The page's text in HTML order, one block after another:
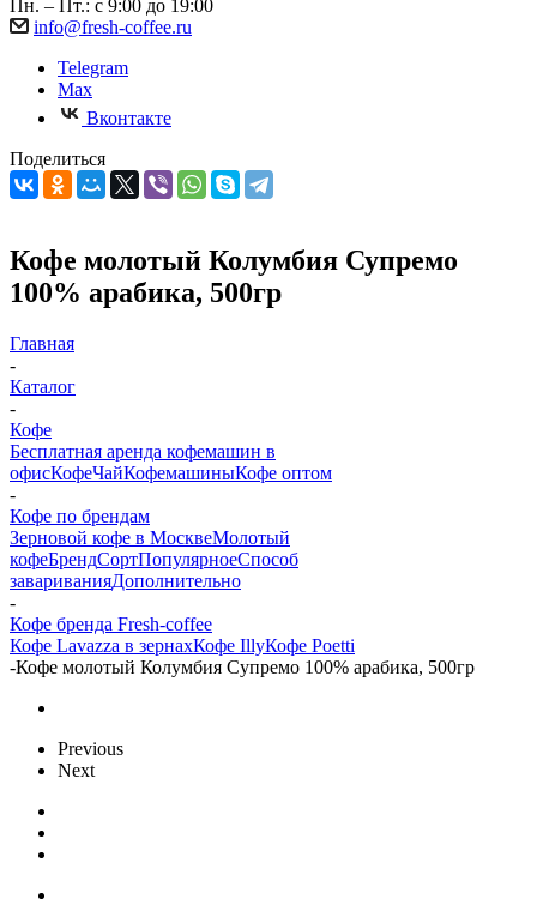
Пн. – Пт.: с 9:00 до 19:00
info@fresh-coffee.ru
Telegram
Max
Вконтакте
Поделиться
Кофе молотый Колумбия Супремо
100% арабика, 500гр
Главная
-
Каталог
-
Кофе
Бесплатная аренда кофемашин в
офисКофеЧайКофемашиныКофе оптом
-
Кофе по брендам
Зерновой кофе в МосквеМолотый
кофеБрендСортПопулярноеСпособ
завариванияДополнительно
-
Кофе бренда Fresh-coffee
Кофе Lavazza в зернахКофе IllyКофе Poetti
-Кофе молотый Колумбия Супремо 100% арабика, 500гр
Previous
Next